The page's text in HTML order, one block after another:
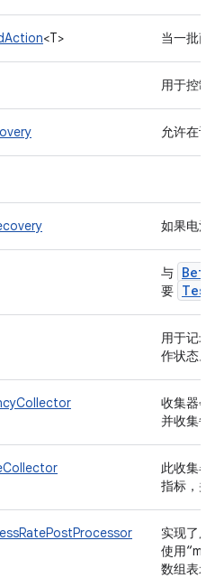
<T> 当一批
用于控
允许在
如果电
与
要 Test
用于记
作状态。
收集器
并收集
此收集
指标，
实现了
使用
数组表